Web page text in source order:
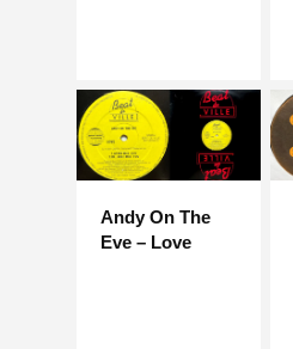
Andy On The
Eve – Love